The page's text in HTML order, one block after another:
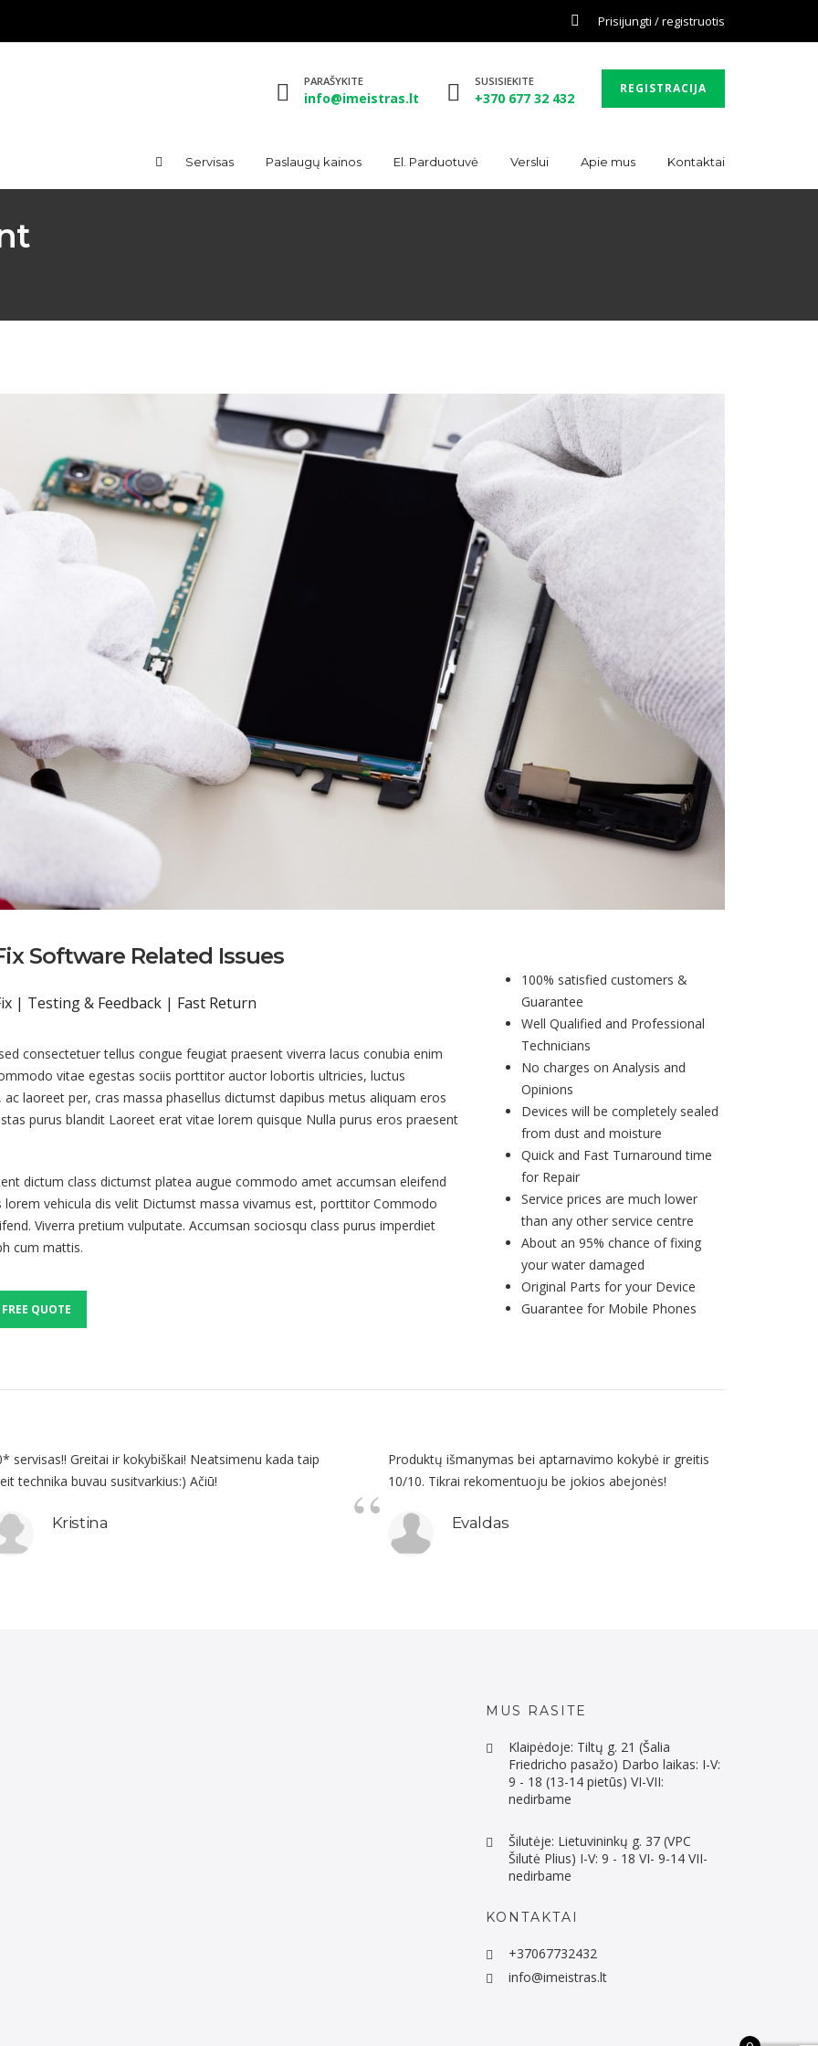
Prisijungti / registruotis
PARAŠYKITE
info@imeistras.lt
SUSISIEKITE
+370 677 32 432
REGISTRACIJA
Servisas Paslaugų kainos El. Parduotuvė Verslui Apie mus Kontaktai
Software Related Issues
| Testing & Feedback | Fast Return
consectetuer tellus congue feugiat praesent viverra lacus conubia enim
vitae egestas sociis porttitor auctor lobortis ultricies, luctus
ac laoreet per, cras massa phasellus dictumst dapibus metus aliquam eros
purus blandit Laoreet erat vitae lorem quisque Nulla purus eros praesent
dictum class dictumst platea augue commodo amet accumsan eleifend
lorem vehicula dis velit Dictumst massa vivamus est, porttitor Commodo
Viverra pretium vulputate. Accumsan sociosqu class purus imperdiet
cum mattis.
QUOTE
100% satisfied customers &
Guarantee
Well Qualified and Professional
Technicians
No charges on Analysis and
Opinions
Devices will be completely sealed
from dust and moisture
Quick and Fast Turnaround time
for Repair
Service prices are much lower
than any other service centre
About an 95% chance of fixing
your water damaged
Original Parts for your Device
Guarantee for Mobile Phones
servisas!! Greitai ir kokybiškai! Neatsimenu kada taip
technika buvau susitvarkius:) Ačiū!
Kristina
Produktų išmanymas bei aptarnavimo kokybė ir greitis
10/10. Tikrai rekomentuoju be jokios abejonės!
Evaldas
MUS RASITE
Klaipėdoje: Tiltų g. 21 (Šalia
Friedricho pasažo) Darbo laikas: I-V:
9 - 18 (13-14 pietūs) VI-VII:
nedirbame
Šilutėje: Lietuvininkų g. 37 (VPC
Šilutė Plius) I-V: 9 - 18 VI- 9-14 VII-
nedirbame
KONTAKTAI
+37067732432
info@imeistras.lt